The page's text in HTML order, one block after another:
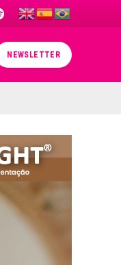
NEWSLETTER